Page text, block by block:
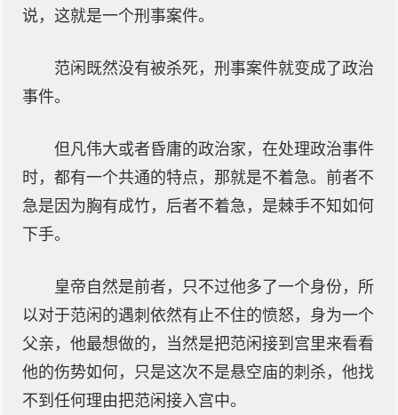
说，这就是一个刑事案件。
范闲既然没有被杀死，刑事案件就变成了政治
事件。
但凡伟大或者昏庸的政治家，在处理政治事件
时，都有一个共通的特点，那就是不着急。前者不
急是因为胸有成竹，后者不着急，是棘手不知如何
下手。
皇帝自然是前者，只不过他多了一个身份，所
以对于范闲的遇刺依然有止不住的愤怒，身为一个
父亲，他最想做的，当然是把范闲接到宫里来看看
他的伤势如何，只是这次不是悬空庙的刺杀，他找
不到任何理由把范闲接入宫中。